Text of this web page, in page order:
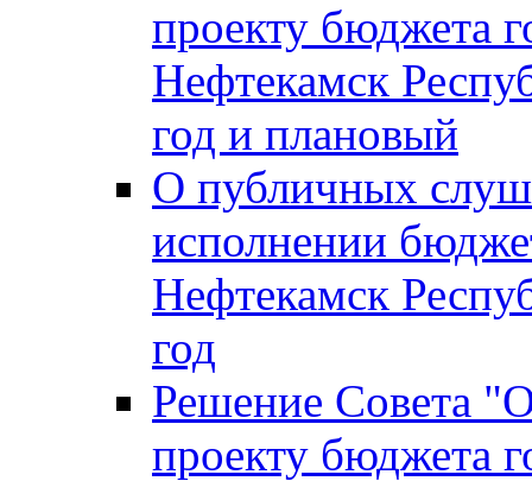
проекту бюджета
Нефтекамск
год и плановый
О публичных
исполнении
Нефтекамск
год
Решение Совета
проекту бюджета